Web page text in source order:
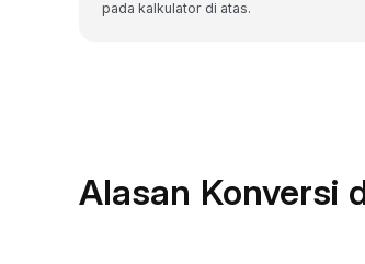
pada kalkulator di atas.
Alasan Konversi